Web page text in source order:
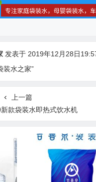
发表于 2019年12月28日
装水之家”
上一篇
款袋装水即热式饮水机